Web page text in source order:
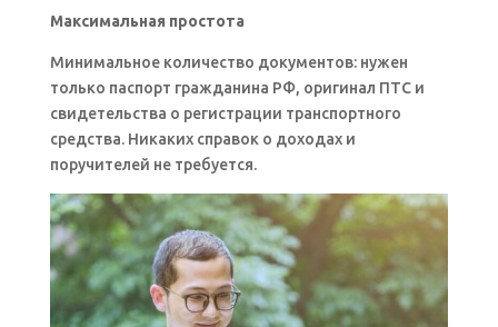
Максимальная простота
Минимальное количество документов: нужен
только паспорт гражданина РФ, оригинал ПТС и
свидетельства о регистрации транспортного
средства. Никаких справок о доходах и
поручителей не требуется.